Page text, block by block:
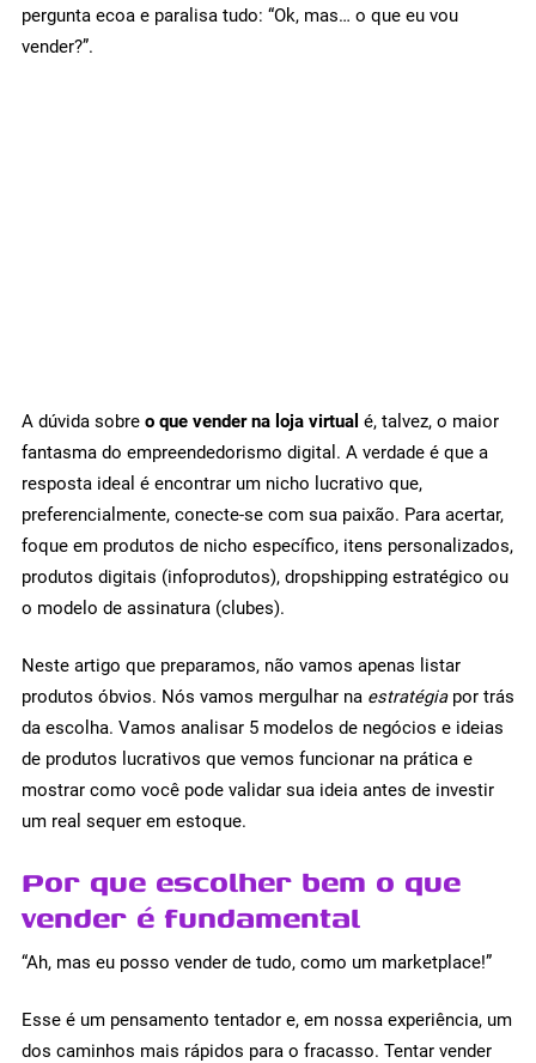
pergunta ecoa e paralisa tudo: “Ok, mas… o que eu vou
vender?”.
A dúvida sobre o que vender na loja virtual é, talvez, o maior
fantasma do empreendedorismo digital. A verdade é que a
resposta ideal é encontrar um nicho lucrativo que,
preferencialmente, conecte-se com sua paixão. Para acertar,
foque em produtos de nicho específico, itens personalizados,
produtos digitais (infoprodutos), dropshipping estratégico ou
o modelo de assinatura (clubes).
Neste artigo que preparamos, não vamos apenas listar
produtos óbvios. Nós vamos mergulhar na estratégiapor trás
da escolha. Vamos analisar 5 modelos de negócios e ideias
de produtos lucrativos que vemos funcionar na prática e
mostrar como você pode validar sua ideia antes de investir
um real sequer em estoque.
Por que escolher bem o que
vender é fundamental
“Ah, mas eu posso vender de tudo, como um marketplace!”
Esse é um pensamento tentador e, em nossa experiência, um
dos caminhos mais rápidos para o fracasso. Tentar vender